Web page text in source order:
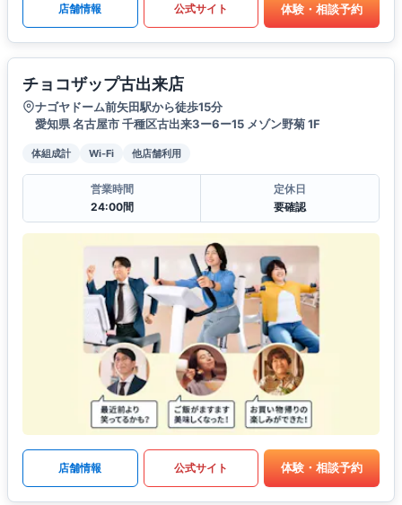
店舗情報 公式サイト 体験・相談予約
チョコザップ古出来店
ナゴヤドーム前矢田駅から徒歩15分
愛知県 名古屋市 千種区古出来3ー6ー15 メゾン野菊 1F
体組成計 Wi-Fi 他店舗利用
営業時間
24:00間
定休日
要確認
店舗情報 公式サイト 体験・相談予約